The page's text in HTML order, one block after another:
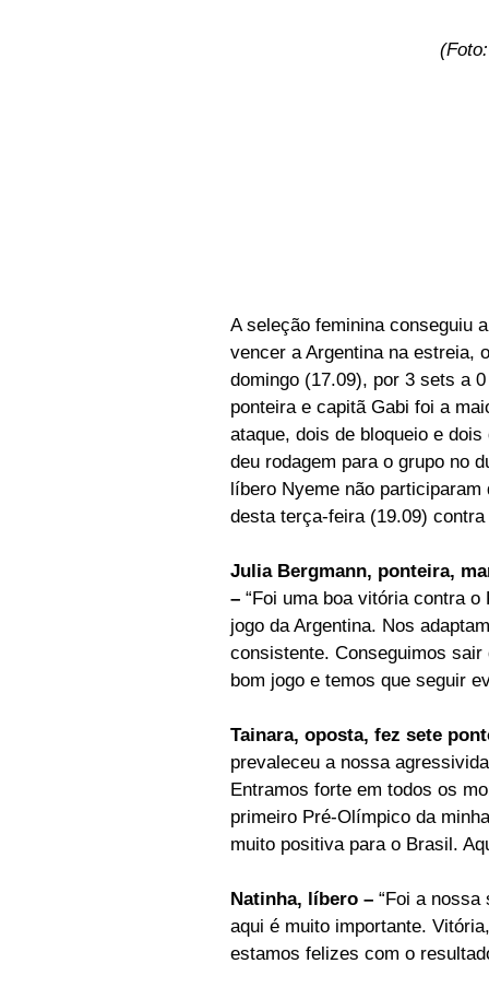
A seleção feminina conseguiu
vencer a Argentina na estreia,
domingo (17.09), por 3 sets a
ponteira e capitã Gabi foi a
ataque, dois de bloqueio e
deu rodagem para o grupo no
líbero Nyeme não
desta terça-feira (19.09)
Julia Bergmann, ponteira,
– “Foi uma boa vitória contra
jogo da Argentina. Nos
consistente. Conseguimos
bom jogo e temos que seguir
Tainara, oposta, fez sete
prevaleceu a nossa
Entramos forte em todos os
primeiro Pré-Olímpico da
muito positiva para o Brasil.
Natinha, líbero – “Foi a
aqui é muito importante.
estamos felizes com o